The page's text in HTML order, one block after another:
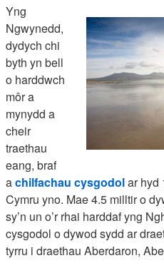
Yng
Ngwynedd,
dydych chi
byth yn bell
o harddwch
môr a
mynydd a
cheir
traethau
eang, braf
achilfachau cysgodolar hyd
Cymru yno. Mae 4.5 milltir o
sy’n un o’r rhai harddaf yng
cysgodol o dywod sydd ar
tyrru i draethau Aberdaron,